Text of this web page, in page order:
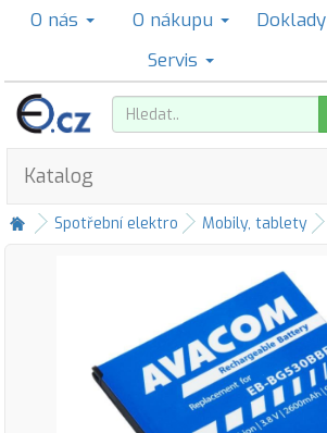
O nás O nákupu Doklady
Servis
Katalog
Spotřební elektro Mobily, tablety